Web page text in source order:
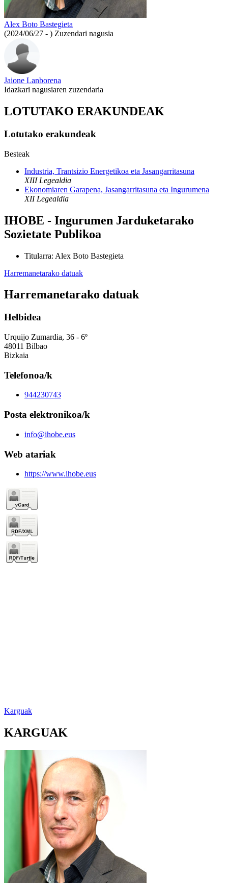
Alex Boto Bastegieta
(2024/06/27 - ) Zuzendari nagusia
Jaione Lanborena
Idazkari nagusiaren zuzendaria
LOTUTAKO ERAKUNDEAK
Lotutako erakundeak
Besteak
Industria, Trantsizio Energetikoa eta Jasangarritasuna
XIII Legealdia
Ekonomiaren Garapena, Jasangarritasuna eta Ingurumena
XII Legealdia
IHOBE - Ingurumen Jarduketarako
Sozietate Publikoa
Titularra: Alex Boto Bastegieta
Harremanetarako datuak
Harremanetarako datuak
Helbidea
Urquijo Zumardia, 36 - 6º
48011 Bilbao
Bizkaia
Telefonoa/k
944230743
Posta elektronikoa/k
info@ihobe.eus
Web atariak
https://www.ihobe.eus
Karguak
KARGUAK